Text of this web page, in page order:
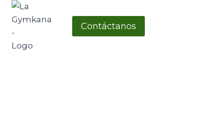
Contáctanos